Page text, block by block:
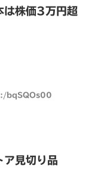
は株価3万円超
ア見切り品